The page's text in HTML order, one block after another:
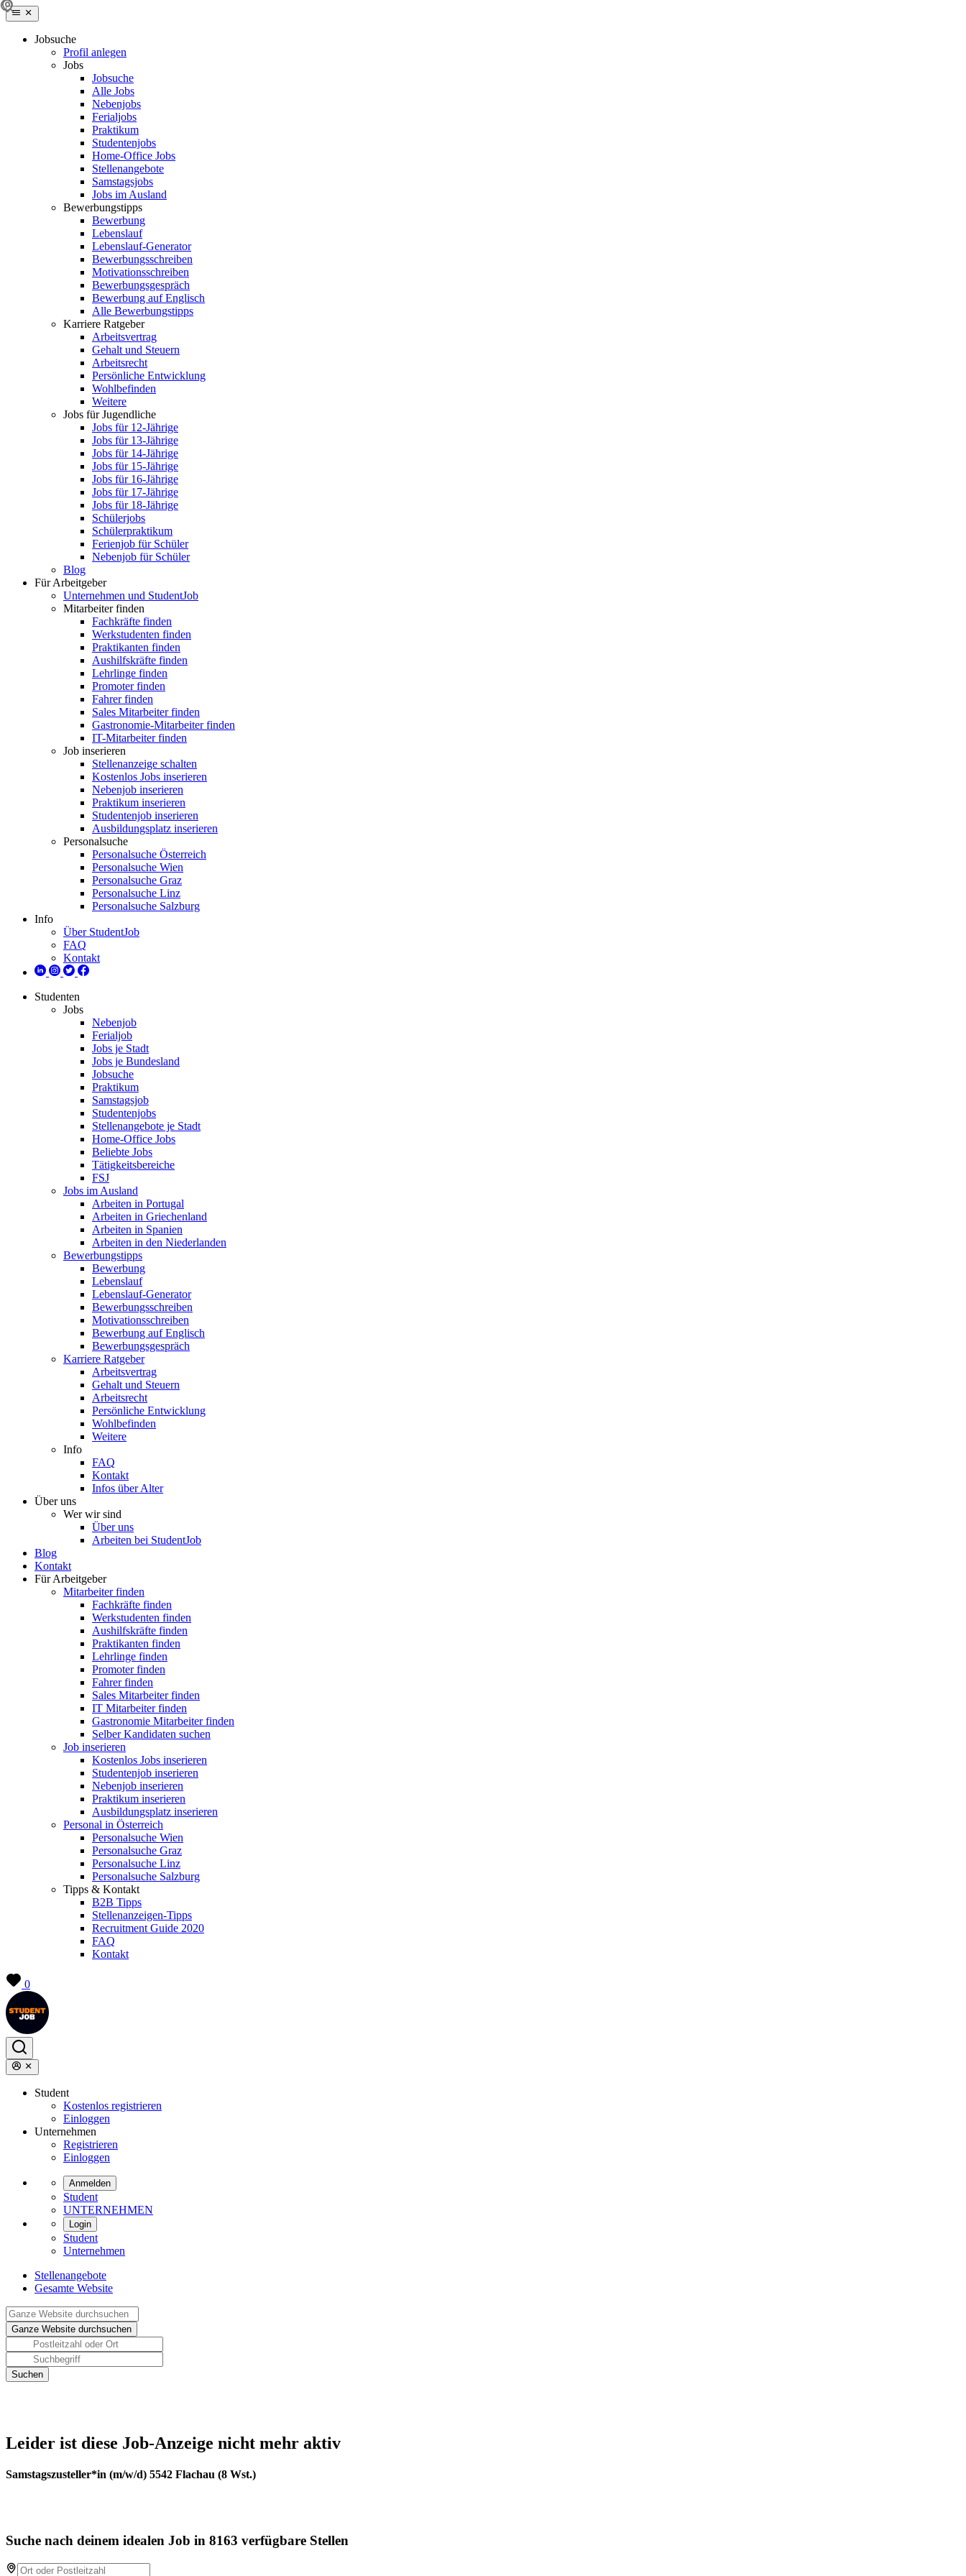
Jobsuche
Profil anlegen
Jobs
Jobsuche
Alle Jobs
Nebenjobs
Ferialjobs
Praktikum
Studentenjobs
Home-Office Jobs
Stellenangebote
Samstagsjobs
Jobs im Ausland
Bewerbungstipps
Bewerbung
Lebenslauf
Lebenslauf-Generator
Bewerbungsschreiben
Motivationsschreiben
Bewerbungsgespräch
Bewerbung auf Englisch
Alle Bewerbungstipps
Karriere Ratgeber
Arbeitsvertrag
Gehalt und Steuern
Arbeitsrecht
Persönliche Entwicklung
Wohlbefinden
Weitere
Jobs für Jugendliche
Jobs für 12-Jährige
Jobs für 13-Jährige
Jobs für 14-Jährige
Jobs für 15-Jährige
Jobs für 16-Jährige
Jobs für 17-Jährige
Jobs für 18-Jährige
Schülerjobs
Schülerpraktikum
Ferienjob für Schüler
Nebenjob für Schüler
Blog
Für Arbeitgeber
Unternehmen und StudentJob
Mitarbeiter finden
Fachkräfte finden
Werkstudenten finden
Praktikanten finden
Aushilfskräfte finden
Lehrlinge finden
Promoter finden
Fahrer finden
Sales Mitarbeiter finden
Gastronomie-Mitarbeiter finden
IT-Mitarbeiter finden
Job inserieren
Stellenanzeige schalten
Kostenlos Jobs inserieren
Nebenjob inserieren
Praktikum inserieren
Studentenjob inserieren
Ausbildungsplatz inserieren
Personalsuche
Personalsuche Österreich
Personalsuche Wien
Personalsuche Graz
Personalsuche Linz
Personalsuche Salzburg
Info
Über StudentJob
FAQ
Kontakt
Studenten
Jobs
Nebenjob
Ferialjob
Jobs je Stadt
Jobs je Bundesland
Jobsuche
Praktikum
Samstagsjob
Studentenjobs
Stellenangebote je Stadt
Home-Office Jobs
Beliebte Jobs
Tätigkeitsbereiche
FSJ
Jobs im Ausland
Arbeiten in Portugal
Arbeiten in Griechenland
Arbeiten in Spanien
Arbeiten in den Niederlanden
Bewerbungstipps
Bewerbung
Lebenslauf
Lebenslauf-Generator
Bewerbungsschreiben
Motivationsschreiben
Bewerbung auf Englisch
Bewerbungsgespräch
Karriere Ratgeber
Arbeitsvertrag
Gehalt und Steuern
Arbeitsrecht
Persönliche Entwicklung
Wohlbefinden
Weitere
Info
FAQ
Kontakt
Infos über Alter
Über uns
Wer wir sind
Über uns
Arbeiten bei StudentJob
Blog
Kontakt
Für Arbeitgeber
Mitarbeiter finden
Fachkräfte finden
Werkstudenten finden
Aushilfskräfte finden
Praktikanten finden
Lehrlinge finden
Promoter finden
Fahrer finden
Sales Mitarbeiter finden
IT Mitarbeiter finden
Gastronomie Mitarbeiter finden
Selber Kandidaten suchen
Job inserieren
Kostenlos Jobs inserieren
Studentenjob inserieren
Nebenjob inserieren
Praktikum inserieren
Ausbildungsplatz inserieren
Personal in Österreich
Personalsuche Wien
Personalsuche Graz
Personalsuche Linz
Personalsuche Salzburg
Tipps & Kontakt
B2B Tipps
Stellenanzeigen-Tipps
Recruitment Guide 2020
FAQ
Kontakt
0
Student
Kostenlos registrieren
Einloggen
Unternehmen
Registrieren
Einloggen
Anmelden
Student
UNTERNEHMEN
Login
Student
Unternehmen
Stellenangebote
Gesamte Website
Leider ist diese Job-Anzeige nicht mehr aktiv
Samstagszusteller*in (m/w/d) 5542 Flachau (8 Wst.)
Suche nach deinem idealen Job in 8163 verfügbare Stellen